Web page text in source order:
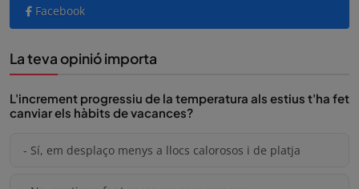
Facebook
La teva opinió importa
L'increment progressiu de la temperatura als estius t'ha fet
canviar els hàbits de vacances?
- Sí, em desplaço menys a llocs calorosos i de platja